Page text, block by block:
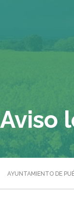
Aviso
AYUNTAMIENTO DE